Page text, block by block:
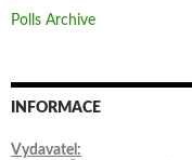
Polls Archive
INFORMACE
Vydavatel: